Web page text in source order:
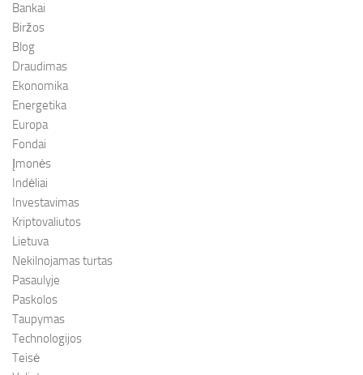
Bankai
Biržos
Blog
Draudimas
Ekonomika
Energetika
Europa
Fondai
Įmonės
Indėliai
Investavimas
Kriptovaliutos
Lietuva
Nekilnojamas turtas
Pasaulyje
Paskolos
Taupymas
Technologijos
Teisė